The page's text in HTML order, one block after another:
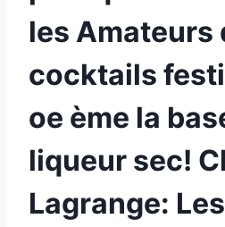
les Amateurs
cocktails
oe ème la
liqueur sec!
Lagrange: Les